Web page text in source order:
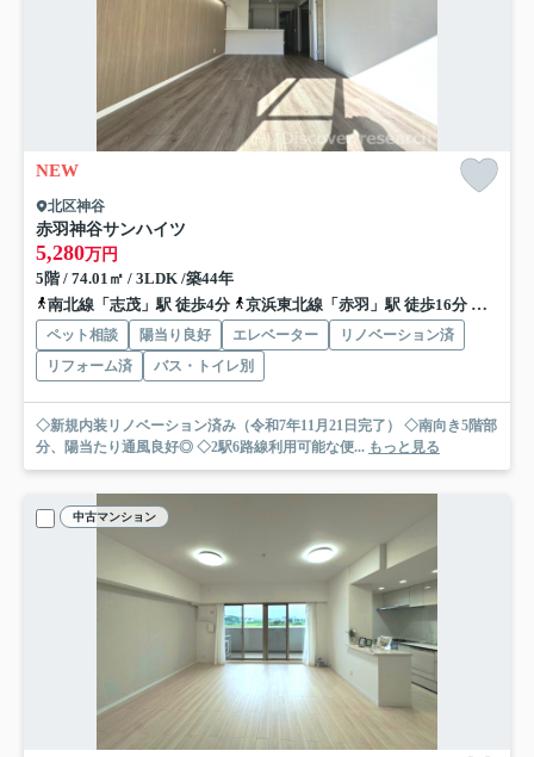
NEW
北区神谷
赤羽神谷サンハイツ
5,280万円
5階 / 74.01㎡ / 3LDK /築44年
南北線「志茂」駅 徒歩4分
京浜東北線「赤羽」駅 徒歩16分 南北線
ペット相談 陽当り良好 エレベーター
リノベーション済
リフォーム済
バス・トイレ別
◇新規内装リノベーション済み（令和7年11月21日完了） ◇南向き5階部
分、陽当たり通風良好◎ ◇2駅6路線利用可能な便... もっと見る
中古マンション